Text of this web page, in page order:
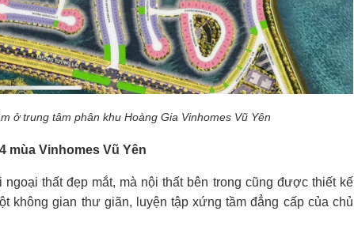
ở trung tâm phân khu Hoàng Gia Vinhomes Vũ Yên
mùa Vinhomes Vũ Yên
thất đẹp mắt, mà nội thất bên trong cũng được thiết kế
không gian thư giãn, luyện tập xứng tầm đẳng cấp của chủ